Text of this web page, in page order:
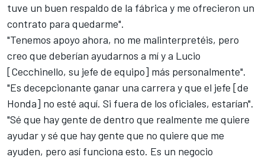
tuve un buen respaldo de la fábrica y me ofrecieron un
contrato para quedarme".
"Tenemos apoyo ahora, no me malinterpretéis, pero
creo que deberían ayudarnos a mí y a Lucio
[Cecchinello, su jefe de equipo] más personalmente".
"Es decepcionante ganar una carrera y que el jefe [de
Honda] no esté aquí. Si fuera de los oficiales, estarían".
"Sé que hay gente de dentro que realmente me quiere
ayudar y sé que hay gente que no quiere que me
ayuden, pero así funciona esto. Es un negocio